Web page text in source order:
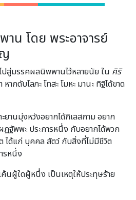
น โดย พระอาจารย์
ปสู่มรรคผลนิพพานไว้หลายนัย ใน คิริ
ากดับโลภะ โทสะ โมหะ มานะ ทิฐิได้ขาด
ยานมุ่งหวังอยากได้กิเลสกาม อยาก
ฏฐัพพะ ประการหนึ่ง กับอยากได้พวก
ได้แก่ บุคคล สัตว์ กับสิ่งที่ไม่มีชีวิต
รหนึ่ง
นผู้ใดผู้หนึ่ง เป็นเหตุให้ประทุษร้าย